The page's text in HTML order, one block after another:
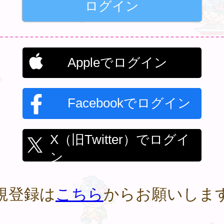
Appleでログイン
Facebookでログイン
X（旧Twitter）でログイ
ン
登録はこちらからお願いしま